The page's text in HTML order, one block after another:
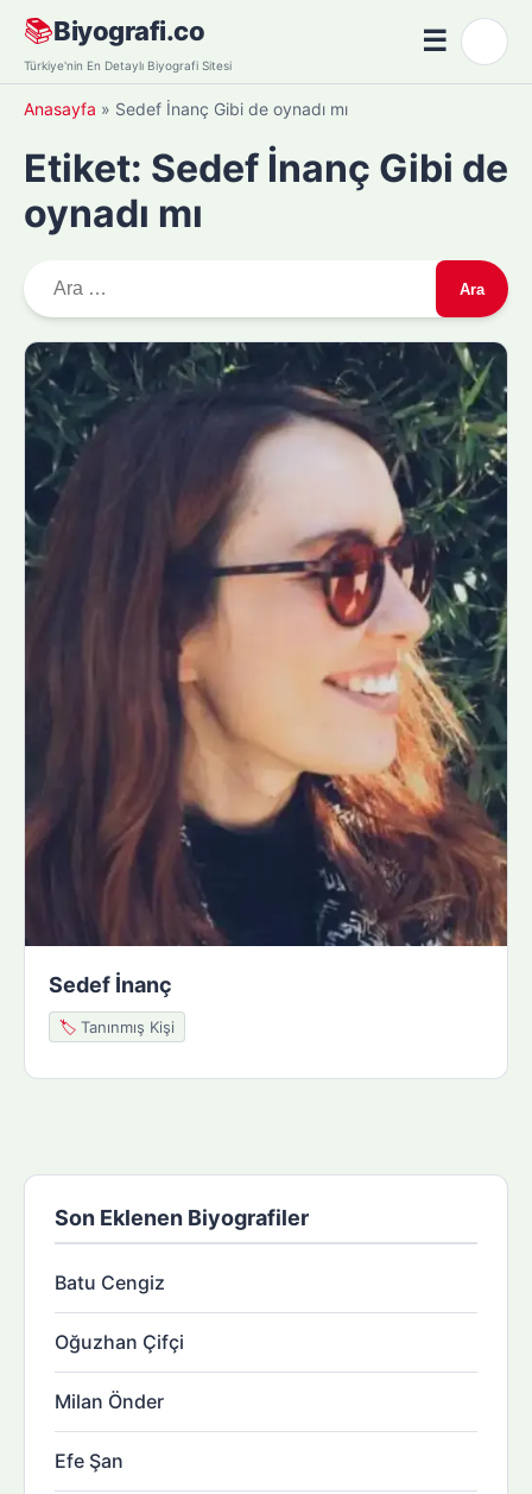
Skip
content
📚Biyografi.co
Türkiye'nin En Detaylı Biyografi Sitesi
☰Menü
Anasayfa » Sedef İnanç Gibi de oynadı mı
Etiket: Sedef İnanç Gibi de
oynadı mı
r
m
:
Sedef İnanç
🏷️ Tanınmış Kişi
Son Eklenen Biyografiler
Batu Cengiz
Oğuzhan Çifçi
Milan Önder
Efe Şan